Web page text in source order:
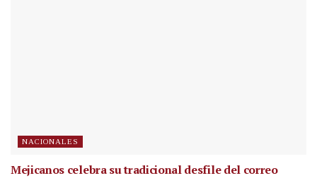
NACIONALES
Mejicanos celebra su tradicional desfile del correo